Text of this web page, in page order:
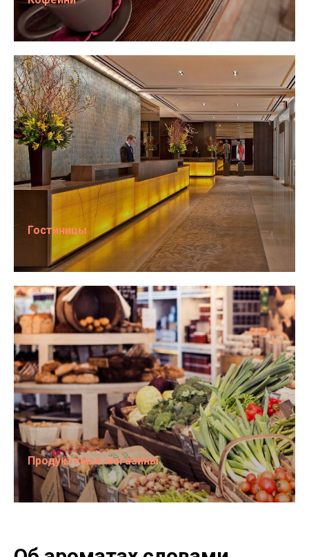
Гостиницы
Продуктовые магазины